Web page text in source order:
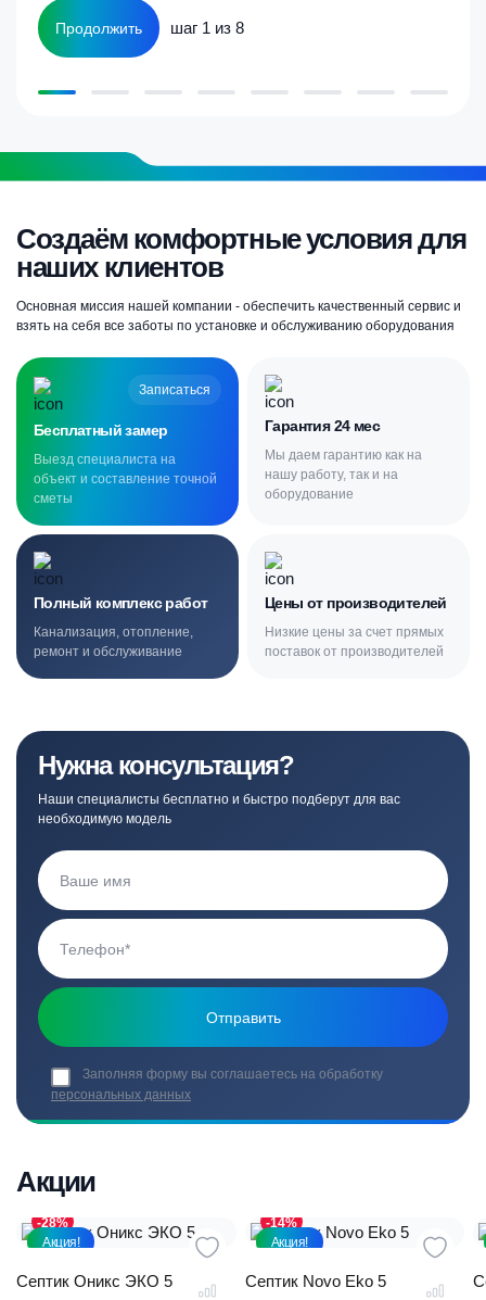
Продолжить шаг 1 из 8
Создаём комфортные условия для
наших клиентов
Основная миссия нашей компании - обеспечить качественный сервис и
взять на себя все заботы по установке и обслуживанию оборудования
Записаться
Бесплатный замер
Выезд специалиста на
объект и составление точной
сметы
Гарантия 24 мес
Мы даем гарантию как на
нашу работу, так и на
оборудование
Полный комплекс работ
Канализация, отопление,
ремонт и обслуживание
Цены от производителей
Низкие цены за счет прямых
поставок от производителей
Нужна консультация?
Наши специалисты бесплатно и быстро подберут для вас
необходимую модель
Заполняя форму вы соглашаетесь на обработку
персональных данных
Акции
Акция!
-28%
Септик Оникс ЭКО 5
Акция!
-14%
Септик Novo Eko 5